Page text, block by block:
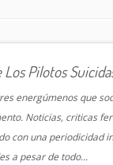
Los Pilotos
energúmenos que
Noticias, criticas
con una periodicidad
a pesar de todo...